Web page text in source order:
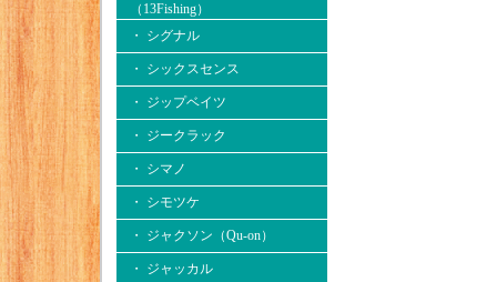
（13Fishing）
・ シグナル
・ シックスセンス
・ ジップベイツ
・ ジークラック
・ シマノ
・ シモツケ
・ ジャクソン（Qu-on）
・ ジャッカル